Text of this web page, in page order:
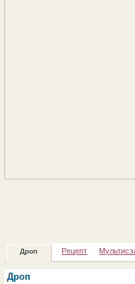
Дроп Рецепт
Дроп